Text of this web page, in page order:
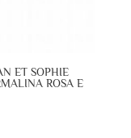
ET SOPHIE
ROSA E